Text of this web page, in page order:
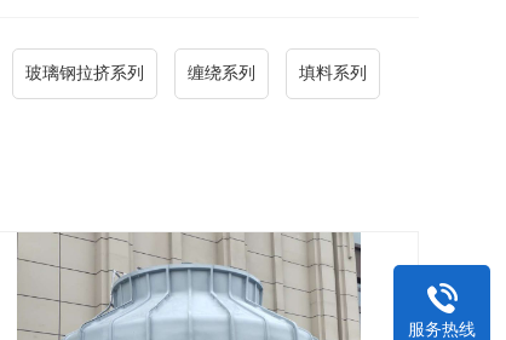
玻璃钢拉挤系列 缠绕系列 填料系列
服务热线